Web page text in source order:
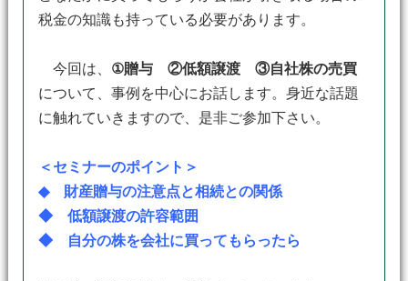
税金の知識も持っている必要があります。
今回は、 ①贈与 ②低額譲渡 ③自社株の売買
について、事例を中心にお話します。身近な話題
に触れていきますので、是非ご参加下さい。
＜セミナーのポイント＞
◆ 財産贈与の注意点と相続との関係
◆ 低額譲渡の許容範囲
◆ 自分の株を会社に買ってもらったら